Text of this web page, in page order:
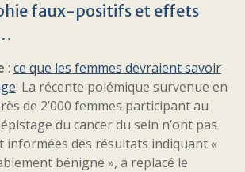
faux-positifs et effets
: ce que les femmes devraient savoir
. La récente polémique survenue en
de 2’000 femmes participant au
du cancer du sein n’ont pas
informées des résultats indiquant «
bénigne », a replacé le